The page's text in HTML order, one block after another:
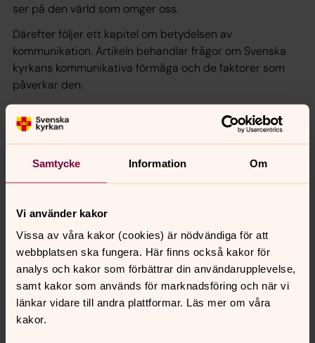
Samtycke Information Om
Vi använder kakor
Vissa av våra kakor (cookies) är nödvändiga för att
webbplatsen ska fungera. Här finns också kakor för
analys och kakor som förbättrar din användarupplevelse,
samt kakor som används för marknadsföring och när vi
länkar vidare till andra plattformar. Läs mer om våra
kakor.
ser på den värld som omger oss.
Därefter följer ett kapitel om betydelsen av
kommunikation. Artikeln behandlar frågor om Svenska
kyrkans kommunikativa förmåga och de faktorer som
påverkar den.
Den del av Svenska kyrkans verksamhetsstatistik som
har att göra med det diakonala arbetet på
församlingsnivå är under utveckling och ett av årets
kapitel tar upp frågan om hur vi kan ta fram mätbara
I två av årets artiklar analyseras faktorer som kan tänkas
påverka medlemmars beslut att lämna kyrkan.
Den ena artikeln analyserar betydelsen av att flytta till
en ny församling medan den andra undersöker hur
förändringar av kyrkoavgiften kan påverka beslutet att
träda ur kyrkan.